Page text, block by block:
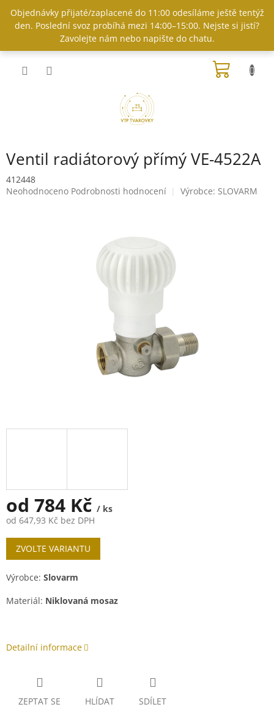
obsah
Objednávky přijaté/zaplacené do 11:00 odesíláme ještě tentýž
den. Poslední svoz probíhá mezi 14:00–15:00. Nejste si jistí?
Zavolejte nám nebo napište do chatu.
Ventil radiátorový přímý VE-4522A
412448
Průměrné
Neohodnoceno Podrobnosti hodnocení Výrobce: SLOVARM
od 784 Kč / ks
od 647,93 Kč bez DPH
Měrná
cena:
ZVOLTE VARIANTU
Výrobce: Slovarm
Materiál: Niklovaná mosaz
Detailní informace
ZEPTAT SE HLÍDAT SDÍLET